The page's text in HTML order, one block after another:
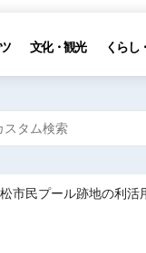
文化・観光 くらし
市民プール跡地の利活